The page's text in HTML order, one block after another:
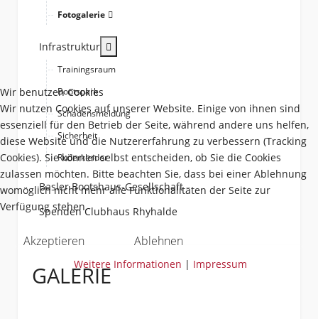
Fotogalerie
Infrastruktur
Trainingsraum
Bootspark
Schadensmeldung
Sicherheit
Ruderkleider
Basler Bootshaus-Gesellschaft
Spenden Clubhaus Rhyhalde
GALERIE
Wir benutzen Cookies
Wir nutzen Cookies auf unserer Website. Einige von ihnen sind
essenziell für den Betrieb der Seite, während andere uns helfen,
diese Website und die Nutzererfahrung zu verbessern (Tracking
Cookies). Sie können selbst entscheiden, ob Sie die Cookies
zulassen möchten. Bitte beachten Sie, dass bei einer Ablehnung
womöglich nicht mehr alle Funktionalitäten der Seite zur
Verfügung stehen.
Akzeptieren Ablehnen
Weitere Informationen | Impressum